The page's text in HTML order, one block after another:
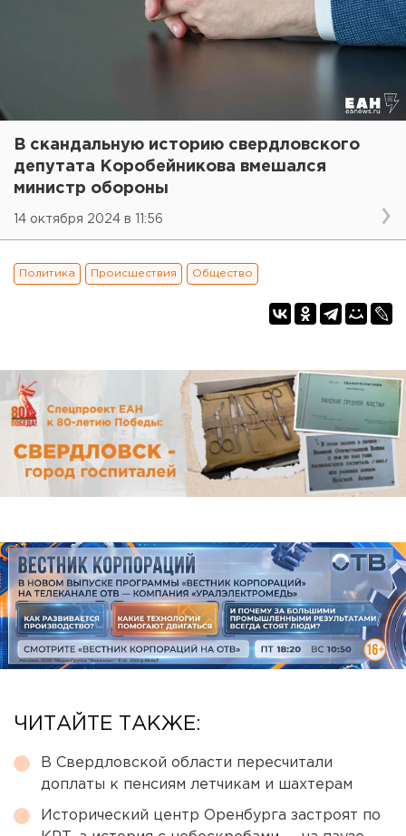
В скандальную историю свердловского
депутата Коробейникова вмешался
министр обороны
14 октября 2024 в 11:56
Политика Происшествия Общество
ЧИТАЙТЕ ТАКЖЕ:
В Свердловской области пересчитали
доплаты к пенсиям летчикам и шахтерам
Исторический центр Оренбурга застроят по